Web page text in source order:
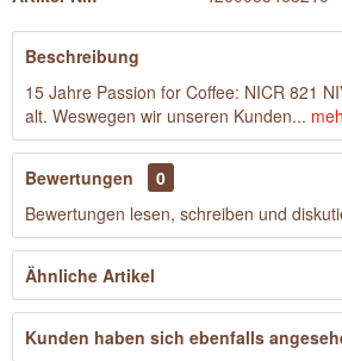
Beschreibung
15 Jahre Passion for Coffee: NICR 821
alt. Weswegen wir unseren Kunden...
Bewertungen
0
Bewertungen lesen, schreiben und
Ähnliche Artikel
Kunden haben sich ebenfalls